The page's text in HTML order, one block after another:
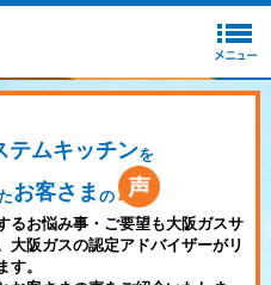
テムキッチンを
お客さま の
るお悩み事・ご要望も大阪ガスサ
大阪ガスの認定アドバイザーがリ
す。